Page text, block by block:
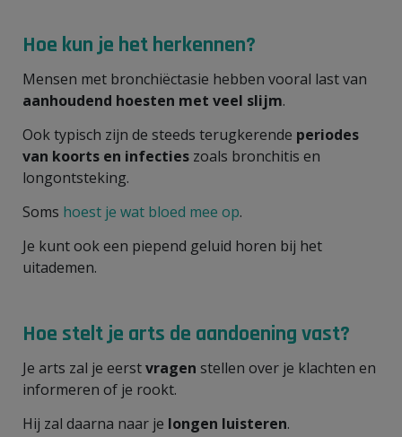
Hoe kun je het herkennen?
Mensen met bronchiëctasie hebben vooral last van
aanhoudend hoesten met veel slijm.
Ook typisch zijn de steeds terugkerende periodes
van koorts en infecties zoals bronchitis en
longontsteking.
Soms hoest je wat bloed mee op.
Je kunt ook een piepend geluid horen bij het
uitademen.
Hoe stelt je arts de aandoening vast?
Je arts zal je eerstvragen stellen over je klachten en
informeren of je rookt.
Hij zal daarna naar je longen luisteren.